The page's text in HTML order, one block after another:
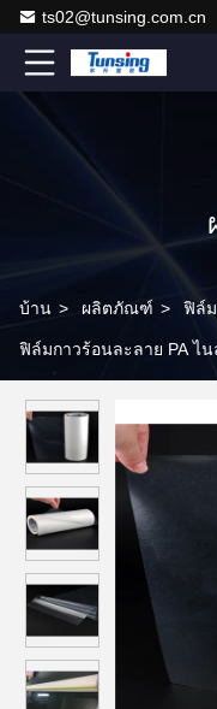
ts02@tunsing.com.cn
บ้าน > ผลิตภัณฑ์ > ฟิล์
ฟิล์มกาวร้อนละลาย PA ไ